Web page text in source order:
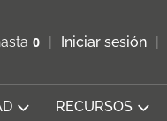
0
Ver carrito
Iniciar sesión
RECURSOS